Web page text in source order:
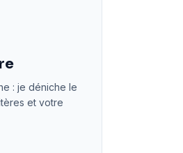
: je déniche le
et votre